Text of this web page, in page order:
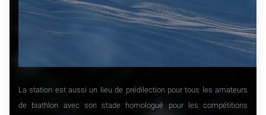
La station est aussi un lieu de prédilection pour tous les amateurs
de biathlon avec son stade homologué pour les compétitions